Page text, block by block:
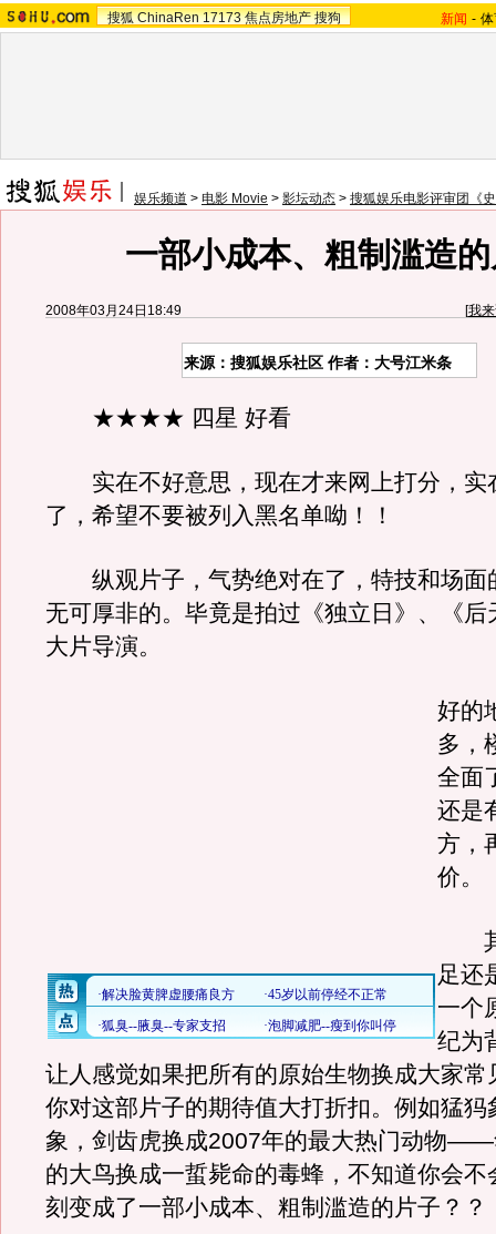
搜狐 ChinaRen 17173 焦点房地产 搜狗 新闻 -
娱乐频道 > 电影 Movie > 影坛动态 > 搜狐娱乐电影评审团《
一部小成本、粗制滥造
2008年03月24日18:49 [我
来源：搜狐娱乐社区 作者：大号江米条
★★★★ 四星 好看
实在不好意思，现在才来网上打分，实
了，希望不要被列入黑名单呦！！
纵观片子，气势绝对在了，特技和场面
无可厚非的。毕竟是拍过《独立日》、《后
大片导演。
好的
多，
全面
还是
方，
价。
其
足还
一个
纪为
让人感觉如果把所有的原始生物换成大家常
你对这部片子的期待值大打折扣。例如猛犸
象，剑齿虎换成2007年的最大热门动物
的大鸟换成一蜇毙命的毒蜂，不知道你会不
刻变成了一部小成本、粗制滥造的片子？？